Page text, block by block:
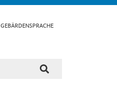
GEBÄRDENSPRACHE